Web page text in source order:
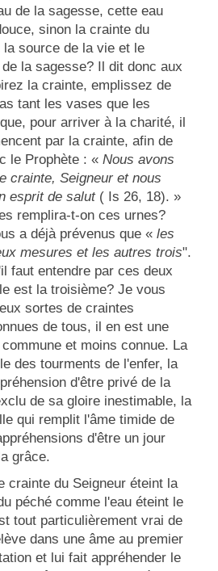
de la sagesse, cette eau
sinon la crainte du
la source de la vie et le
la sagesse? Il dit donc aux
la crainte, emplissez de
tant les vases que les
pour arriver à la charité, il
par la crainte, afin de
le Prophète : « Nous avons
crainte, Seigneur et nous
esprit de salut( Is 26, 18). »
remplira-t-on ces urnes?
a déjà prévenus que « les
mesures et les autres trois".
faut entendre par ces deux
est la troisième? Je vous
sortes de craintes
de tous, il en est une
et moins connue. La
des tourments de l'enfer, la
d'être privé de la
de sa gloire inestimable, la
qui remplit l'âme timide de
d'être un jour
grâce.
crainte du Seigneur éteint la
péché comme l'eau éteint le
tout particulièrement vrai de
dans une âme au premier
et lui fait appréhender le